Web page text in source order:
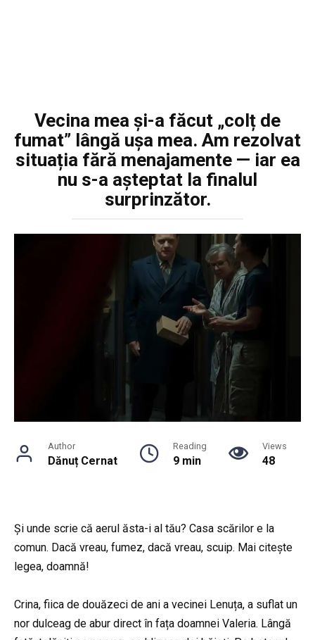
Vecina mea și-a făcut „colț de
fumat” lângă ușa mea. Am rezolvat
situația fără menajamente — iar ea
nu s-a așteptat la finalul
surprinzător.
Author
Dănuț Cernat
Reading
9 min
Views
48
Și unde scrie că aerul ăsta-i al tău? Casa scărilor e la
comun. Dacă vreau, fumez, dacă vreau, scuip. Mai citește
legea, doamnă!
Crina, fiica de douăzeci de ani a vecinei Lenuța, a suflat un
nor dulceag de abur direct în fața doamnei Valeria. Lângă